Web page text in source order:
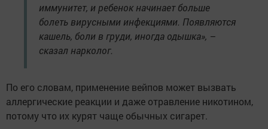
иммунитет, и ребенок начинает больше
болеть вирусными инфекциями. Появляются
кашель, боли в груди, иногда одышка», –
сказал нарколог.
По его словам, применение вейпов может вызвать
аллергические реакции и даже отравление никотином,
потому что их курят чаще обычных сигарет.